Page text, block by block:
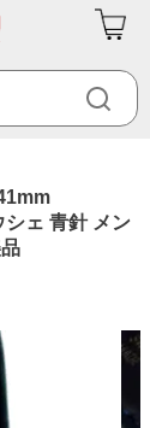
ェ 青針 メン